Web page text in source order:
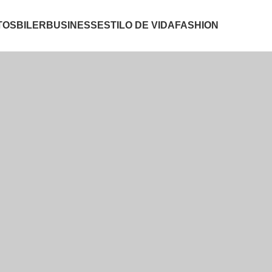
BILER BUSINESS ESTILO DE VIDA FASHION